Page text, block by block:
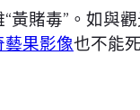
黃賭毒”。如與
藝果影像也不能